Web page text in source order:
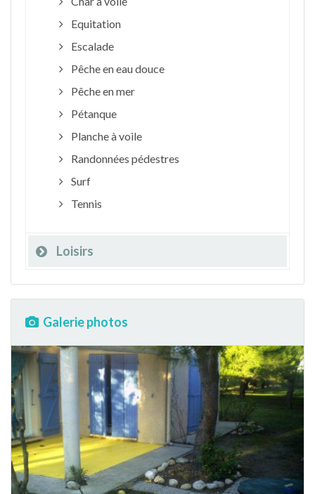
Equitation
Escalade
Pêche en eau douce
Pêche en mer
Pétanque
Planche à voile
Randonnées pédestres
Surf
Tennis
Loisirs
Galerie photos